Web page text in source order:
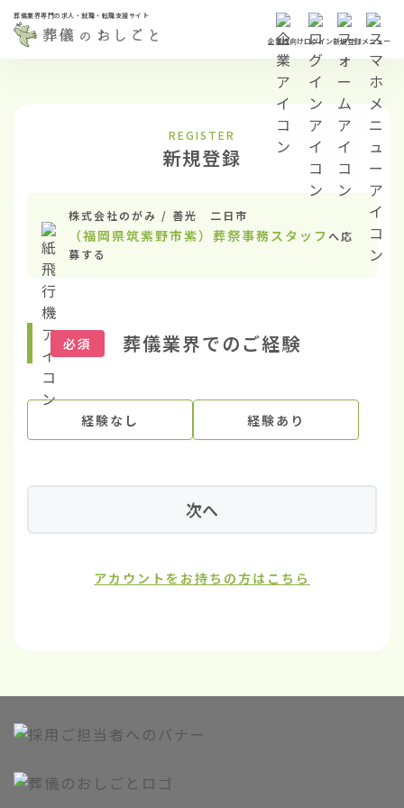
葬儀業界専門の求人・就職・転職支援サイト
企業様向けログイン新規登録メニュー
REGISTER
新規登録
株式会社のがみ / 善光 二日市
（福岡県筑紫野市紫）葬祭事務スタッフ へ応
募する
必須 葬儀業界でのご経験
経験なし 経験あり
次へ
アカウントをお持ちの方はこちら